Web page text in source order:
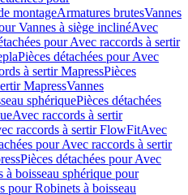
montageArmatures brutesVannes
Vannes à siège inclinéAvec
pour Avec raccords à sertir
Pièces détachées pour Avec
à sertir MapressPièces
MapressVannes
sphériquePièces détachées
Avec raccords à sertir
raccords à sertir FlowFitAvec
pour Avec raccords à sertir
Pièces détachées pour Avec
à boisseau sphérique pour
pour Robinets à boisseau